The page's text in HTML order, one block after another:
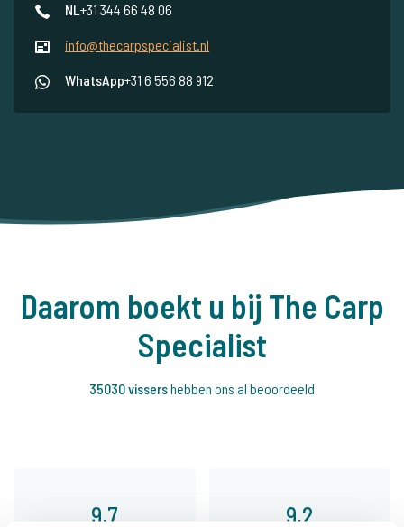
NL+31 344 66 48 06
info@thecarpspecialist.nl
WhatsApp+31 6 556 88 912
Daarom boekt u bij The Carp
Specialist
35030 vissershebben ons al beoordeeld
9,7 9,2